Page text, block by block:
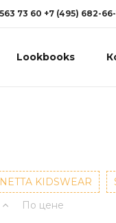
73 60 +7 (495) 682-
Lookbooks
KIDSWEAR
По цене